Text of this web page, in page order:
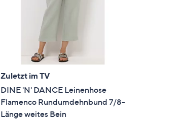
Zuletzt im TV
DINE 'N' DANCE Leinenhose
Flamenco Rundumdehnbund 7/8-
Länge weites Bein